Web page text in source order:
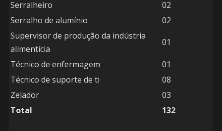
Serralheiro
02
Serralho de alumínio
02
Supervisor de produção da indústria
alimentícia
01
Técnico de enfermagem
01
Técnico de suporte de ti
08
Zelador
03
Total
132